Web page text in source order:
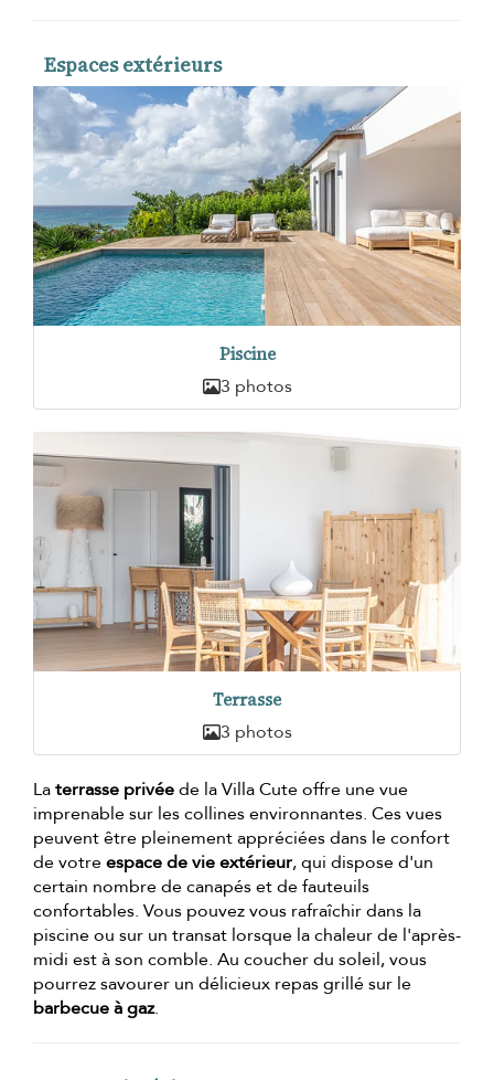
Espaces extérieurs
Piscine
3 photos
Terrasse
3 photos
Laterrasse privéede la Villa Cute offre une vue
imprenable sur les collines environnantes. Ces vues
peuvent être pleinement appréciées dans le confort
de votreespace de vie extérieur, qui dispose d'un
certain nombre de canapés et de fauteuils
confortables. Vous pouvez vous rafraîchir dans la
piscine ou sur un transat lorsque la chaleur de l'après-
midi est à son comble. Au coucher du soleil, vous
pourrez savourer un délicieux repas grillé sur le
barbecue à gaz.